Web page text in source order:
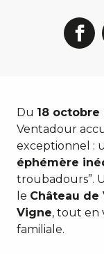
Du 18 octobre
Ventadour
exceptionnel :
éphémère
troubadours”.
le Château de
Vigne, tout en
familiale.